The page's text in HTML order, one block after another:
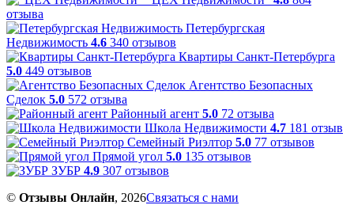
отзыва
Петербургская
Недвижимость 4.6 340 отзывов
Квартиры Санкт-Петербурга
5.0 449 отзывов
Агентство Безопасных
Сделок 5.0 572 отзыва
Районный агент 5.0 72 отзыва
Школа Недвижимости 4.7 181 отзыв
Семейный Риэлтор 5.0 77 отзывов
Прямой угол 5.0 135 отзывов
ЗУБР 4.9 307 отзывов
© Отзывы Онлайн, 2026Связаться с нами